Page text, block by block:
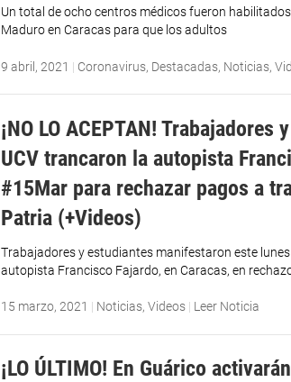
Un total de ocho centros médicos fueron
Maduro en Caracas para que los adultos
9 abril, 2021 | Coronavirus, Destacadas, Noticias,
¡NO LO ACEPTAN! Trabajadores
UCV trancaron la autopista
#15Mar para rechazar pagos a
Patria (+Videos)
Trabajadores y estudiantes manifestaron este
autopista Francisco Fajardo, en Caracas, en
15 marzo, 2021 | Noticias,Videos | Leer Noticia
¡LO ÚLTIMO! En Guárico